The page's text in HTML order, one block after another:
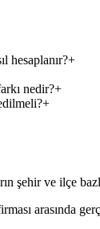
hesaplanır?+
nedir?+
+
şehir ve ilçe
arasında